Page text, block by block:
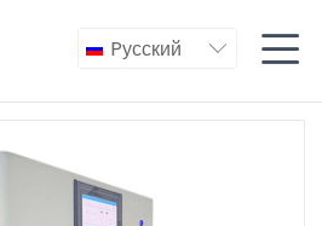
Pусский  